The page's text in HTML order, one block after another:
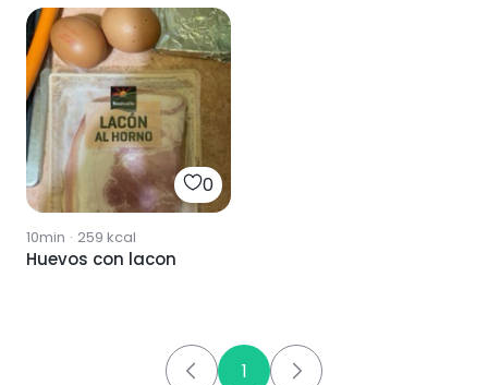
0
10min · 259 kcal
Huevos con lacon
1